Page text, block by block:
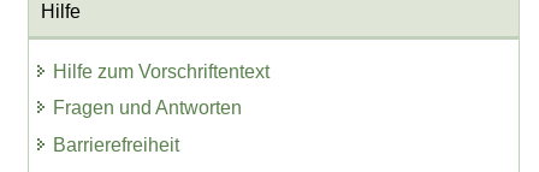
Hilfe
Hilfe zum Vorschriftentext
Fragen und Antworten
Barrierefreiheit